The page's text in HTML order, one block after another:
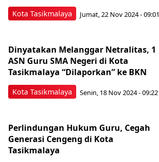
Kota Tasikmalaya Jumat, 22 Nov 2024 - 09:01
Kota Tasikmalaya
Dinyatakan Melanggar Netralitas, 1
ASN Guru SMA Negeri di Kota
Tasikmalaya “Dilaporkan” ke BKN
Senin, 18 Nov 2024 - 09:22
Perlindungan Hukum Guru, Cegah
Generasi Cengeng di Kota
Tasikmalaya